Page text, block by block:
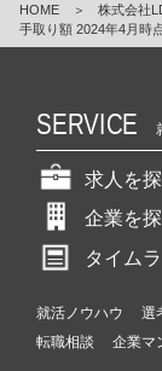
HOME ＞ 株式会社
手取り額 2024年4月時
SERVICE
求人を
企業を
タイム
就活ノウハウ 選
転職相談
企業マ